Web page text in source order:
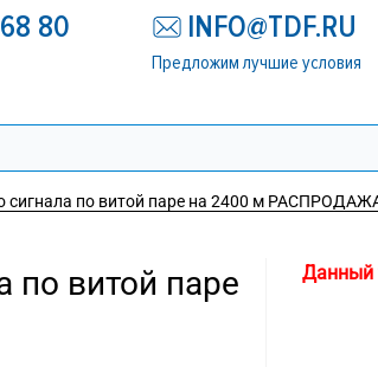
80 INFO@TDF.RU
Предложим лучшие условия
сигнала по витой паре на 2400 м
по витой паре
Данный